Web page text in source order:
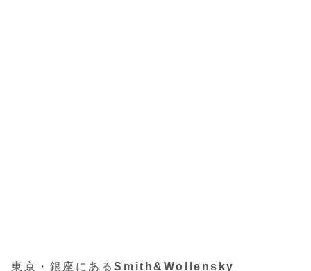
東京・銀座にあるSmith&Wollensky